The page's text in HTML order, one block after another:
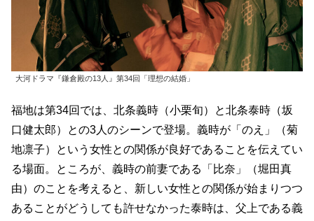
大河ドラマ『鎌倉殿の13人』第34回「理想の結婚」
福地は第34回では、北条義時（小栗旬）と北条泰時（坂
口健太郎）との3人のシーンで登場。義時が「のえ」（菊
地凛子）という女性との関係が良好であることを伝えてい
る場面。ところが、義時の前妻である「比奈」（堀田真
由）のことを考えると、新しい女性との関係が始まりつつ
あることがどうしても許せなかった泰時は、父上である義